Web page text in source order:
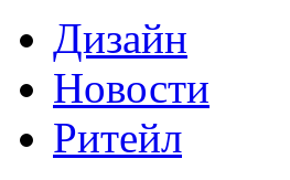
Дизайн
Новости
Ритейл